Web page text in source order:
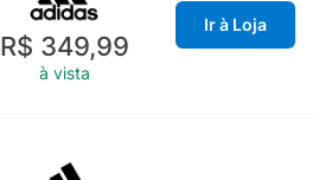
R$ 349,99
à vista
Ir à Loja